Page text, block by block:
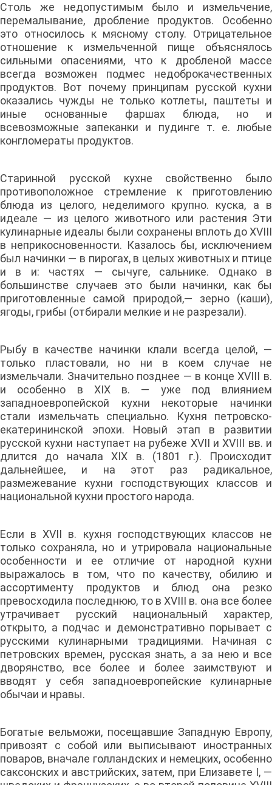
Столь же недопустимым было и измельчение,
перемалывание, дробление продуктов. Особенно
это относилось к мясному столу. Отрицательное
отношение к измельченной пище объяснялось
сильными опасениями, что к дробленой массе
всегда возможен подмес недоброкачественных
продуктов. Вот почему принципам русской кухни
оказались чужды не только котлеты, паштеты и
иные основанные фаршах блюда, но и
всевозможные запеканки и пудинге т. е. любые
конгломераты продуктов.
Старинной русской кухне свойственно было
противоположное стремление к приготовлению
блюда из целого, неделимого крупно. куска, а в
идеале — из целого животного или растения Эти
кулинарные идеалы были сохранены вплоть до XVIII
в неприкосновенности. Казалось бы, исключением
был начинки — в пирогах, в целых животных и птице
и в и: частях — сычуге, сальнике. Однако в
большинстве случаев это были начинки, как бы
приготовленные самой природой,— зерно (каши),
ягоды, грибы (отбирали мелкие и не разрезали).
Рыбу в качестве начинки клали всегда целой, —
только пластовали, но ни в коем случае не
измельчали. Значительно позднее — в конце XVIII в.
и ocoбенно в XIX в. — уже под влиянием
западноевропейской кухни некоторые начинки
стали измельчать специально. Кухня петровско-
екатерининской эпохи. Новый этап в развитии
русской кухни наступает на рубеже XVII и XVIII вв. и
длится до начала XIX в. (1801 г.). Происходит
дальнейшее, и на этот раз радикальное,
размежевание кухни господствующих классов и
национальной кухни простого народа.
Если в XVII в. кухня господствующих классов не
только сохраняла, но и утрировала национальные
особенности и ее отличие от народной кухни
выражалось в том, что по качеству, обилию и
ассортименту продуктов и блюд она резко
превосходила последнюю, то в XVIII в. она все более
утрачивает русский национальный характер,
открыто, а подчас и демонстративно порывает с
русскими кулинарными традициями. Начиная с
петровских времен, русская знать, а за нею и все
дворянство, все более и более заимствуют и
вводят у себя западноевропейские кулинарные
обычаи и нравы.
Богатые вельможи, посещавшие Западную Европу,
привозят с собой или выписывают иностранных
поваров, вначале голландских и немецких, особенно
саксонских и австрийских, затем, при Елизавете I, —